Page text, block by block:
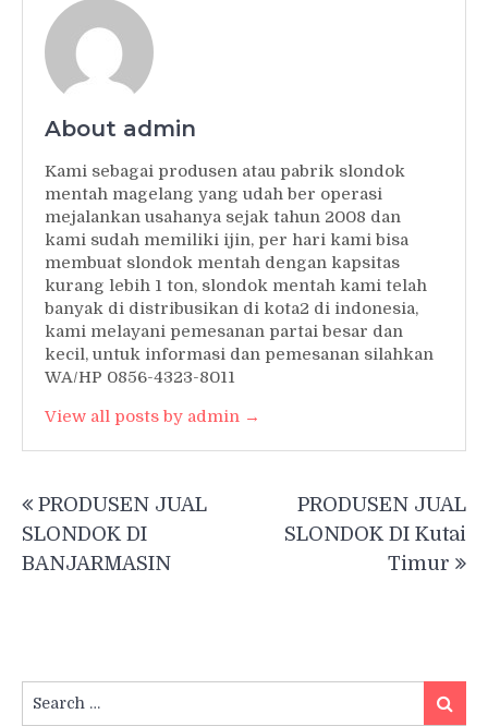
About admin
Kami sebagai produsen atau pabrik slondok
mentah magelang yang udah ber operasi
mejalankan usahanya sejak tahun 2008 dan
kami sudah memiliki ijin, per hari kami bisa
membuat slondok mentah dengan kapsitas
kurang lebih 1 ton, slondok mentah kami telah
banyak di distribusikan di kota2 di indonesia,
kami melayani pemesanan partai besar dan
kecil, untuk informasi dan pemesanan silahkan
WA/HP 0856-4323-8011
View all posts by admin →
navigation
PRODUSEN JUAL
SLONDOK DI
BANJARMASIN
PRODUSEN JUAL
SLONDOK DI Kutai
Timur
for:
Search